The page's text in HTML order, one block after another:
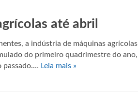
até abril
a indústria de máquinas agrícolas
do primeiro quadrimestre do ano,
passado.… Leia mais »